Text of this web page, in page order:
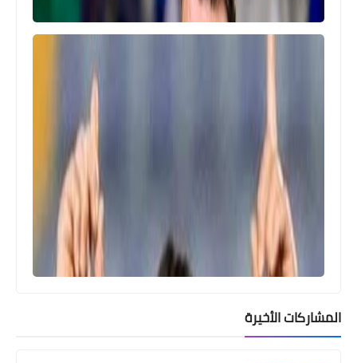
Egypt
تعليق ساخر من عصام الحضرى على
اختيارات حسام حسن لقائمة منتخب مصر
المشاركات الأخيرة